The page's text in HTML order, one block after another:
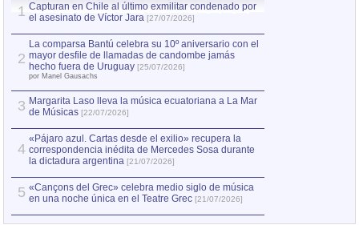
1 Capturan en Chile al último exmilitar condenado por
el asesinato de Víctor Jara [27/07/2026]
2
La comparsa Bantú celebra su 10º aniversario con el
mayor desfile de llamadas de candombe jamás
hecho fuera de Uruguay [25/07/2026]
por Manel Gausachs
3 Margarita Laso lleva la música ecuatoriana a La Mar
de Músicas [22/07/2026]
4
«Pájaro azul. Cartas desde el exilio» recupera la
correspondencia inédita de Mercedes Sosa durante
la dictadura argentina [21/07/2026]
5 «Cançons del Grec» celebra medio siglo de música
en una noche única en el Teatre Grec [21/07/2026]